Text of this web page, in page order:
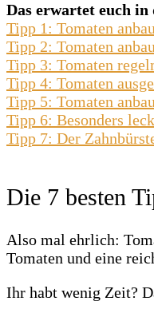
Das erwartet euch in
Tipp 1: Tomaten
Tipp 2: Tomaten
Tipp 3: Tomaten
Tipp 4: Tomaten
Tipp 5: Tomaten
Tipp 6: Besonders
Tipp 7: Der
Die 7 besten
Also mal ehrlich:
Tomaten und eine
Ihr habt wenig Zeit?